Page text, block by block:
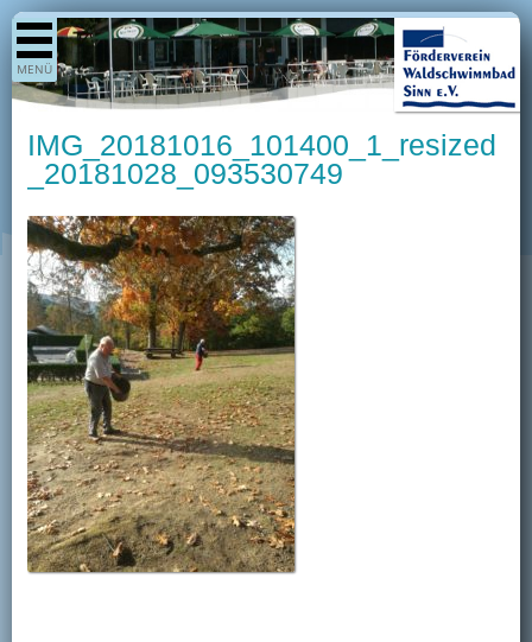
MENÜ
Shop
Aktuelles
Termine
Bilder
/ Preise
Kurse
Kioskangebote
Unterstützer
Über uns
Team
Pressearchiv
Kontakt
IMG_20181016_101400_1_resized
_20181028_093530749